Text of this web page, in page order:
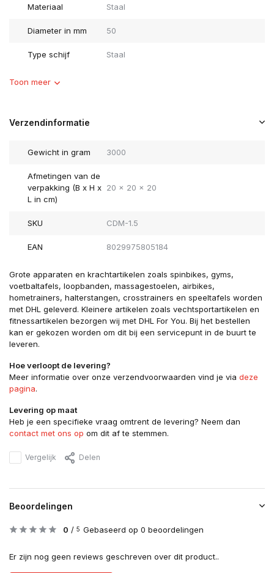
Materiaal Staal
Diameter in mm 50
Type schijf Staal
Toon meer
Verzendinformatie
Gewicht in gram 3000
Afmetingen van de
verpakking (B x H x
L in cm)
20 x 20 x 20
SKU CDM-1.5
EAN 8029975805184
Grote apparaten en krachtartikelen zoals spinbikes, gyms,
voetbaltafels, loopbanden, massagestoelen, airbikes,
hometrainers, halterstangen, crosstrainers en speeltafels worden
met DHL geleverd. Kleinere artikelen zoals vechtsportartikelen en
fitnessartikelen bezorgen wij met DHL For You. Bij het bestellen
kan er gekozen worden om dit bij een servicepunt in de buurt te
leveren.
Hoe verloopt de levering?
Meer informatie over onze verzendvoorwaarden vind je via deze
pagina.
Levering op maat
Heb je een specifieke vraag omtrent de levering? Neem dan
contact met ons op om dit af te stemmen.
Vergelijk Delen
Beoordelingen
0 / 5 Gebaseerd op 0 beoordelingen
Er zijn nog geen reviews geschreven over dit product..